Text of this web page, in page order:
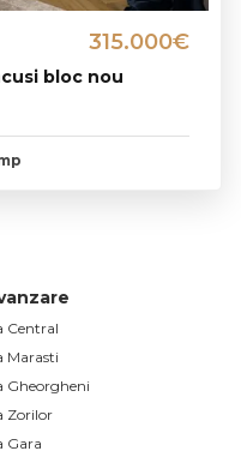
bloc nou
315.000€
Central
Marasti
Gheorgheni
Zorilor
Gara